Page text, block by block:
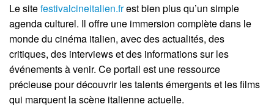
Le sitefestivalcineitalien.frest bien plus qu’un simple
agenda culturel. Il offre une immersion complète dans le
monde du cinéma italien, avec des actualités, des
critiques, des interviews et des informations sur les
événements à venir. Ce portail est une ressource
précieuse pour découvrir les talents émergents et les films
qui marquent la scène italienne actuelle.